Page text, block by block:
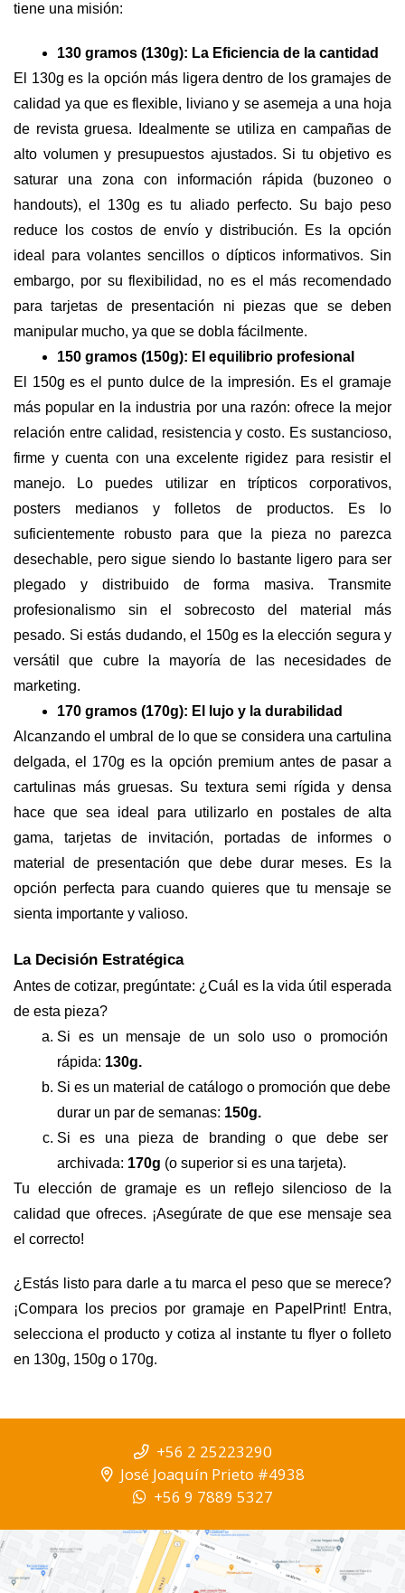
tiene una misión:
130 gramos (130g): La Eficiencia de la cantidad
El 130g es la opción más ligera dentro de los gramajes de
calidad ya que es flexible, liviano y se asemeja a una hoja
de revista gruesa. Idealmente se utiliza en campañas de
alto volumen y presupuestos ajustados. Si tu objetivo es
saturar una zona con información rápida (buzoneo o
handouts), el 130g es tu aliado perfecto. Su bajo peso
reduce los costos de envío y distribución. Es la opción
ideal para volantes sencillos o dípticos informativos. Sin
embargo, por su flexibilidad, no es el más recomendado
para tarjetas de presentación ni piezas que se deben
manipular mucho, ya que se dobla fácilmente.
150 gramos (150g): El equilibrio profesional
El 150g es el punto dulce de la impresión. Es el gramaje
más popular en la industria por una razón: ofrece la mejor
relación entre calidad, resistencia y costo. Es sustancioso,
firme y cuenta con una excelente rigidez para resistir el
manejo. Lo puedes utilizar en trípticos corporativos,
posters medianos y folletos de productos. Es lo
suficientemente robusto para que la pieza no parezca
desechable, pero sigue siendo lo bastante ligero para ser
plegado y distribuido de forma masiva. Transmite
profesionalismo sin el sobrecosto del material más
pesado. Si estás dudando, el 150g es la elección segura y
versátil que cubre la mayoría de las necesidades de
marketing.
170 gramos (170g): El lujo y la durabilidad
Alcanzando el umbral de lo que se considera una cartulina
delgada, el 170g es la opción premium antes de pasar a
cartulinas más gruesas. Su textura semi rígida y densa
hace que sea ideal para utilizarlo en postales de alta
gama, tarjetas de invitación, portadas de informes o
material de presentación que debe durar meses. Es la
opción perfecta para cuando quieres que tu mensaje se
sienta importante y valioso.
La Decisión Estratégica
Antes de cotizar, pregúntate: ¿Cuál es la vida útil esperada
de esta pieza?
Si es un mensaje de un solo uso o promoción
rápida: 130g.
Si es un material de catálogo o promoción que debe
durar un par de semanas: 150g.
Si es una pieza de branding o que debe ser
archivada: 170g (o superior si es una tarjeta).
Tu elección de gramaje es un reflejo silencioso de la
calidad que ofreces. ¡Asegúrate de que ese mensaje sea
el correcto!
¿Estás listo para darle a tu marca el peso que se merece?
¡Compara los precios por gramaje en PapelPrint! Entra,
selecciona el producto y cotiza al instante tu flyer o folleto
en 130g, 150g o 170g.
+56 2 25223290
José Joaquín Prieto #4938
+56 9 7889 5327